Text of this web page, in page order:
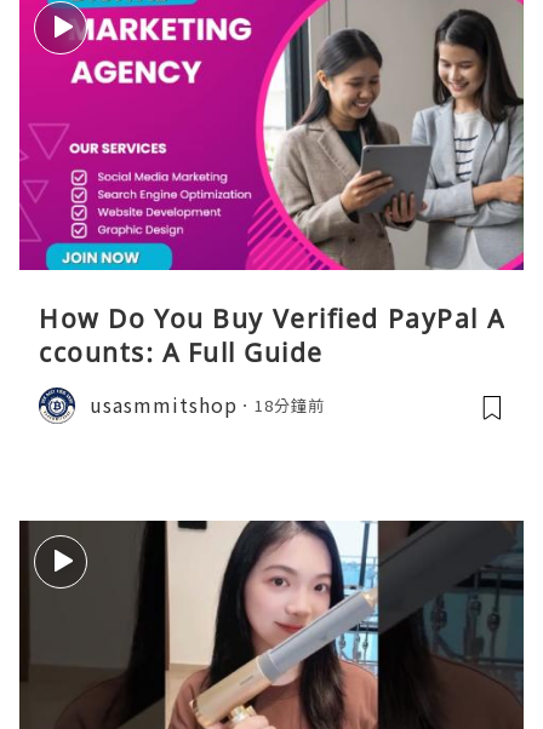
How Do You Buy Verified PayPal A
ccounts: A Full Guide
usasmmitshop 18分鐘前